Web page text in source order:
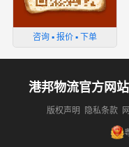
咨询 ▪ 报价 ▪ 下单
港邦物流官方网站
版权声明 隐私条款